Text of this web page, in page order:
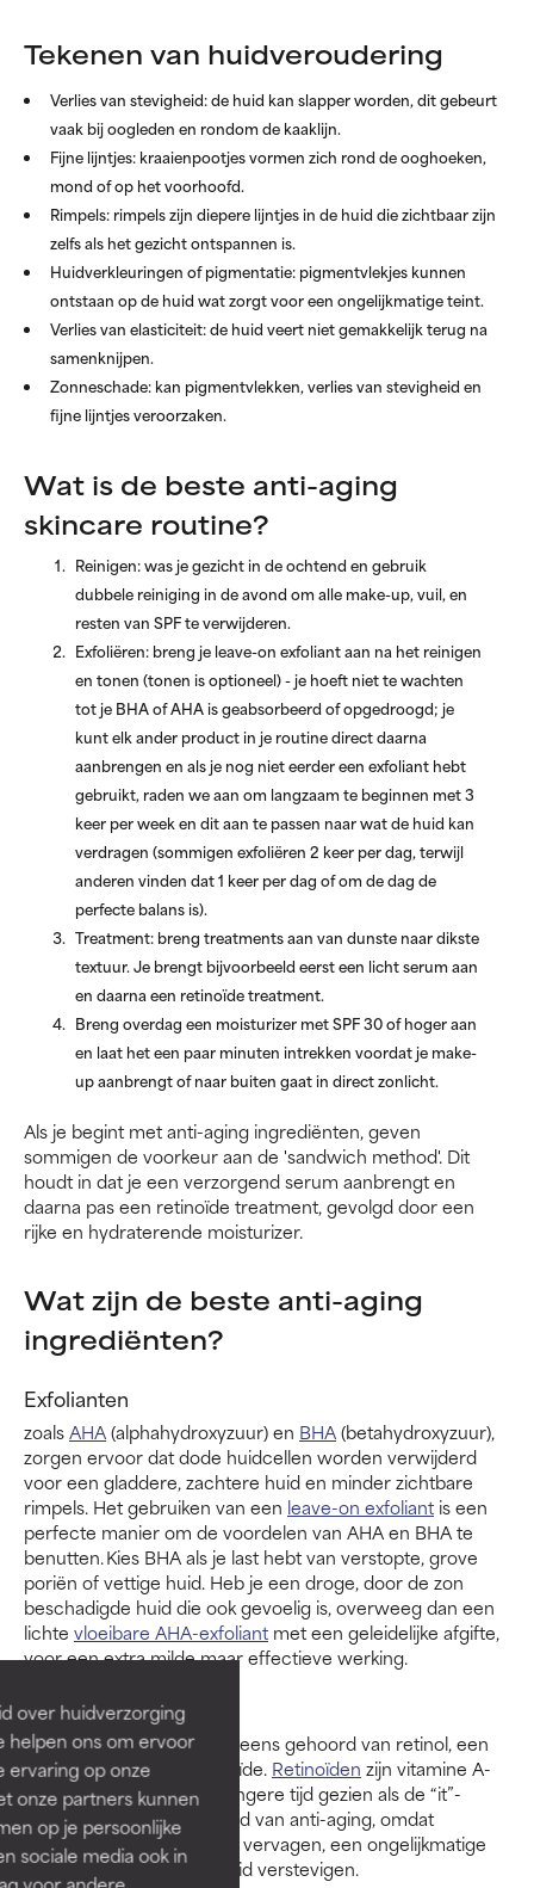
over huidverzorging
helpen ons om ervoor
ervaring op onze
onze partners kunnen
op je persoonlijke
sociale media ook in
Tekenen van huidveroudering
Verlies van stevigheid: de huid kan slapper worden, dit gebeurt
vaak bij oogleden en rondom de kaaklijn.
Fijne lijntjes: kraaienpootjes vormen zich rond de ooghoeken,
mond of op het voorhoofd.
Rimpels: rimpels zijn diepere lijntjes in de huid die zichtbaar zijn
zelfs als het gezicht ontspannen is.
Huidverkleuringen of pigmentatie: pigmentvlekjes kunnen
ontstaan op de huid wat zorgt voor een ongelijkmatige teint.
Verlies van elasticiteit: de huid veert niet gemakkelijk terug na
samenknijpen.
Zonneschade: kan pigmentvlekken, verlies van stevigheid en
fijne lijntjes veroorzaken.
Wat is de beste anti-aging
skincare routine?
Reinigen: was je gezicht in de ochtend en gebruik
dubbele reiniging in de avond om alle make-up, vuil, en
resten van SPF te verwijderen.
Exfoliëren: breng je leave-on exfoliant aan na het reinigen
en tonen (tonen is optioneel) - je hoeft niet te wachten
tot je BHA of AHA is geabsorbeerd of opgedroogd; je
kunt elk ander product in je routine direct daarna
aanbrengen en als je nog niet eerder een exfoliant hebt
gebruikt, raden we aan om langzaam te beginnen met 3
keer per week en dit aan te passen naar wat de huid kan
verdragen (sommigen exfoliëren 2 keer per dag, terwijl
anderen vinden dat 1 keer per dag of om de dag de
perfecte balans is).
Treatment: breng treatments aan van dunste naar dikste
textuur. Je brengt bijvoorbeeld eerst een licht serum aan
en daarna een retinoïde treatment.
Breng overdag een moisturizer met SPF 30 of hoger aan
en laat het een paar minuten intrekken voordat je make-
up aanbrengt of naar buiten gaat in direct zonlicht.
Als je begint met anti-aging ingrediënten, geven
sommigen de voorkeur aan de 'sandwich method'. Dit
houdt in dat je een verzorgend serum aanbrengt en
daarna pas een retinoïde treatment, gevolgd door een
rijke en hydraterende moisturizer.
Wat zijn de beste anti-aging
ingrediënten?
Exfolianten
zoalsAHA(alphahydroxyzuur) en BHA(betahydroxyzuur),
zorgen ervoor dat dode huidcellen worden verwijderd
voor een gladdere, zachtere huid en minder zichtbare
rimpels. Het gebruiken van een leave-on exfoliant is een
perfecte manier om de voordelen van AHA en BHA te
benutten. Kies BHA als je last hebt van verstopte, grove
poriën of vettige huid. Heb je een droge, door de zon
beschadigde huid die ook gevoelig is, overweeg dan een
lichte vloeibare AHA-exfoliant met een geleidelijke afgifte,
voor een extra milde maar effectieve werking.
Retinoïden
Je hebt waarschijnlijk wel eens gehoord van retinol, een
populaire vorm van retinoïde. Retinoïden zijn vitamine A-
derivaten en worden al langere tijd gezien als de “it”-
ingrediënten op het gebied van anti-aging, omdat
bewezen is dat ze rimpels vervagen, een ongelijkmatige
teint verbeteren en de huid verstevigen.